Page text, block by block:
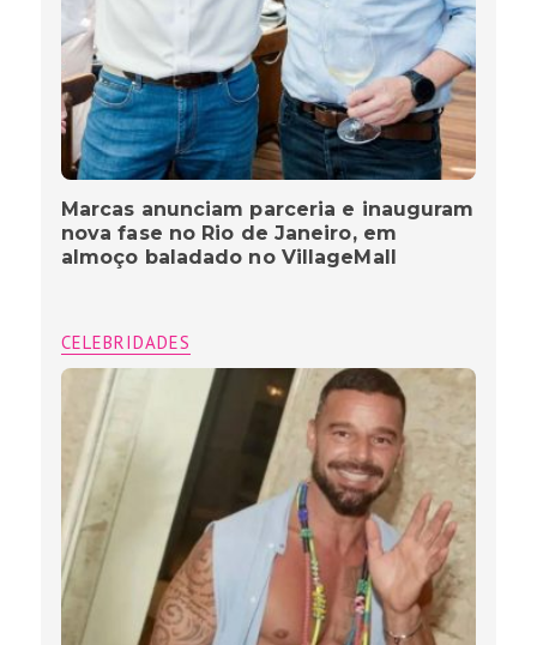
Marcas anunciam parceria e inauguram
nova fase no Rio de Janeiro, em
almoço baladado no VillageMall
CELEBRIDADES